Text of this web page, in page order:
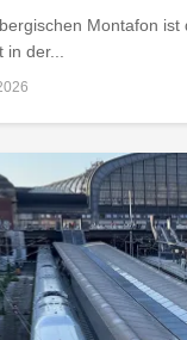
Montafon
in der...